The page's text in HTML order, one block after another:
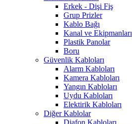
Erkek - Dişi Fiş
Grup Prizler
Kablo Bağı
Kanal ve Ekipmanları
Plastik Panolar
Boru
Güvenlik Kabloları
Alarm Kabloları
Kamera Kabloları
Yangın Kabloları
Uydu Kabloları
Elektirik Kabloları
Diğer Kablolar
Diafon Kabloları